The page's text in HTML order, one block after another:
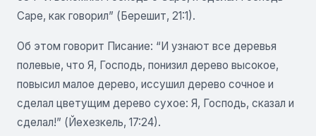
Саре, как говорил” (Берешит, 21:1).
Об этом говорит Писание: “И узнают все деревья
полевые, что Я, Господь, понизил дерево высокое,
повысил малое дерево, иссушил дерево сочное и
сделал цветущим дерево сухое: Я, Господь, сказал и
сделал!” (Йехезкель, 17:24).